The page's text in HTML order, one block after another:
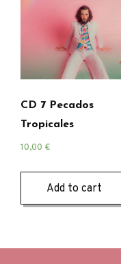
CD 7 Pecados
Tropicales
10,00 €
Add to cart